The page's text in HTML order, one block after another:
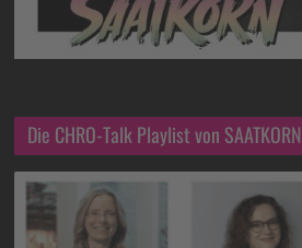
Die CHRO-Talk Playlist von SAATKORN